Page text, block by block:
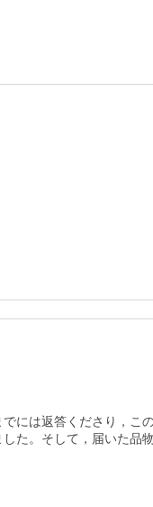
には返答くださり，
た。そして，届いた